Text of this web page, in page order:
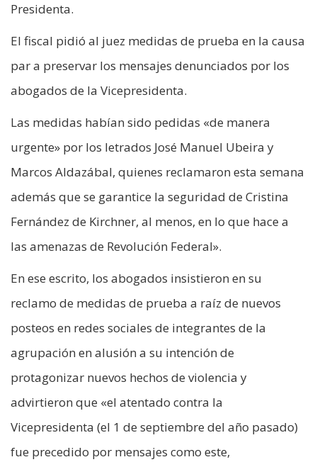
Presidenta.
El fiscal pidió al juez medidas de prueba en la causa
par a preservar los mensajes denunciados por los
abogados de la Vicepresidenta.
Las medidas habían sido pedidas «de manera
urgente» por los letrados José Manuel Ubeira y
Marcos Aldazábal, quienes reclamaron esta semana
además que se garantice la seguridad de Cristina
Fernández de Kirchner, al menos, en lo que hace a
las amenazas de Revolución Federal».
En ese escrito, los abogados insistieron en su
reclamo de medidas de prueba a raíz de nuevos
posteos en redes sociales de integrantes de la
agrupación en alusión a su intención de
protagonizar nuevos hechos de violencia y
advirtieron que «el atentado contra la
Vicepresidenta (el 1 de septiembre del año pasado)
fue precedido por mensajes como este,